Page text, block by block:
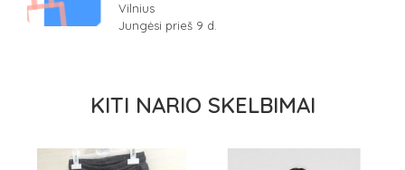
Vilnius
Jungėsi prieš 9 d.
KITI NARIO SKELBIMAI